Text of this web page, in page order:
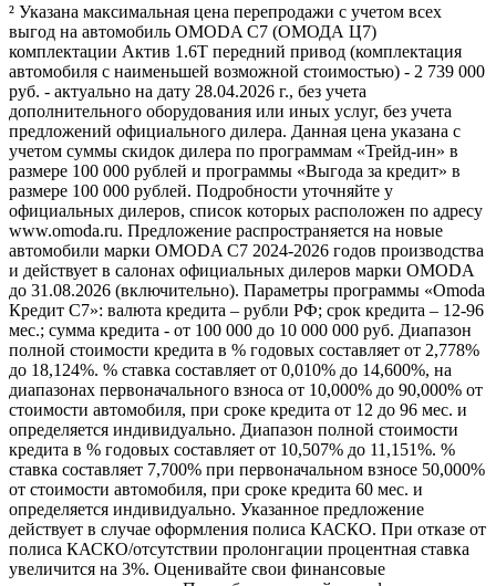
² Указана максимальная цена перепродажи с учетом всех
выгод на автомобиль OMODA C7 (ОМОДА Ц7)
комплектации Актив 1.6T передний привод (комплектация
автомобиля с наименьшей возможной стоимостью) - 2 739 000
руб. - актуально на дату 28.04.2026 г., без учета
дополнительного оборудования или иных услуг, без учета
предложений официального дилера. Данная цена указана с
учетом суммы скидок дилера по программам «Трейд-ин» в
размере 100 000 рублей и программы «Выгода за кредит» в
размере 100 000 рублей. Подробности уточняйте у
официальных дилеров, список которых расположен по адресу
www.omoda.ru. Предложение распространяется на новые
автомобили марки OMODA C7 2024-2026 годов производства
и действует в салонах официальных дилеров марки OMODA
до 31.08.2026 (включительно). Параметры программы «Omoda
Кредит C7»: валюта кредита – рубли РФ; срок кредита – 12-96
мес.; сумма кредита - от 100 000 до 10 000 000 руб. Диапазон
полной стоимости кредита в % годовых составляет от 2,778%
до 18,124%. % ставка составляет от 0,010% до 14,600%, на
диапазонах первоначального взноса от 10,000% до 90,000% от
стоимости автомобиля, при сроке кредита от 12 до 96 мес. и
определяется индивидуально. Диапазон полной стоимости
кредита в % годовых составляет от 10,507% до 11,151%. %
ставка составляет 7,700% при первоначальном взносе 50,000%
от стоимости автомобиля, при сроке кредита 60 мес. и
определяется индивидуально. Указанное предложение
действует в случае оформления полиса КАСКО. При отказе от
полиса КАСКО/отсутствии пролонгации процентная ставка
увеличится на 3%. Оценивайте свои финансовые